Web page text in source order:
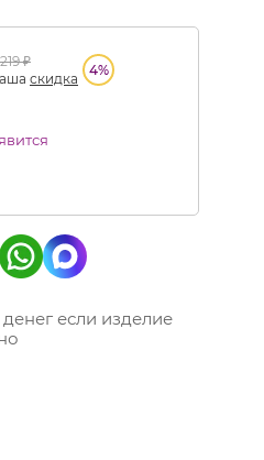
₽
скидка
4%
денег если изделие